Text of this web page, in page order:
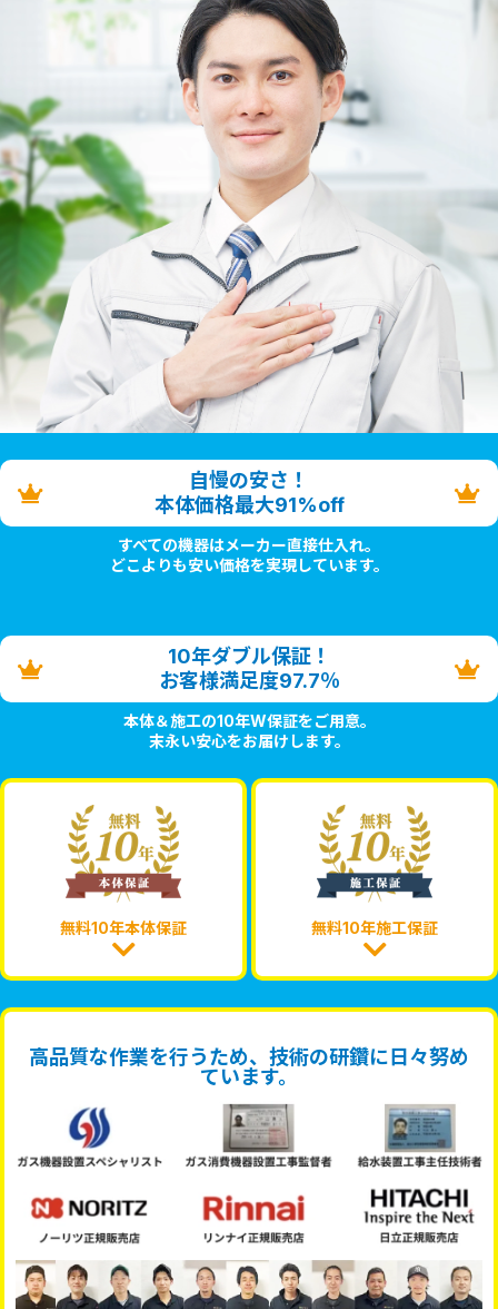
自慢の安さ！
本体価格最大91%off
すべての機器はメーカー直接仕入れ。
どこよりも安い価格を実現しています。
10年ダブル保証！
お客様満足度97.7％
本体＆施工の10年W保証をご用意。
末永い安心をお届けします。
無料10年本体保証 無料10年施工保証
高品質な作業を行うため、技術の研鑽に日々努め
ています。